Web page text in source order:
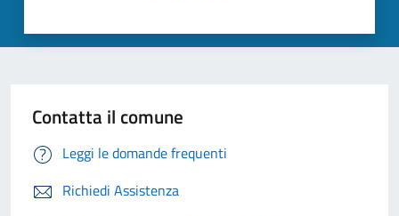
Contatta il comune
Leggi le domande frequenti
Richiedi Assistenza